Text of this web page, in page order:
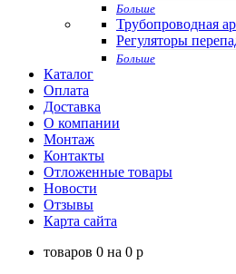
Больше
Трубопроводная
Регуляторы
Больше
Каталог
Оплата
Доставка
О компании
Монтаж
Контакты
Отложенные товары
Новости
Отзывы
Карта сайта
товаров 0 на 0 p